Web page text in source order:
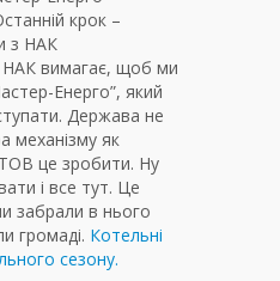
крок –
з НАК
НАК вимагає, щоб ми
Енерго”, який
Держава не
механізму як
це зробити. Ну
і все тут. Це
забрали в нього
громаді. Котельні
сезону.